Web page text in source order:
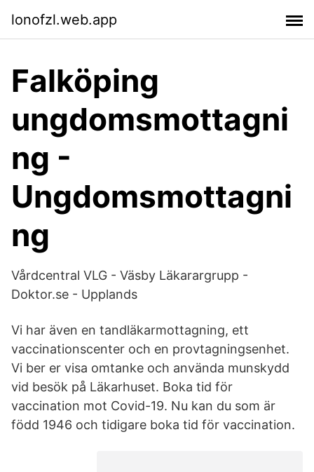
lonofzl.web.app
Falköping
ungdomsmottagni
ng -
Ungdomsmottagni
ng
Vårdcentral VLG - Väsby Läkarargrupp -
Doktor.se - Upplands
Vi har även en tandläkarmottagning, ett
vaccinationscenter och en provtagningsenhet.
Vi ber er visa omtanke och använda munskydd
vid besök på Läkarhuset. Boka tid för
vaccination mot Covid-19. Nu kan du som är
född 1946 och tidigare boka tid för vaccination.